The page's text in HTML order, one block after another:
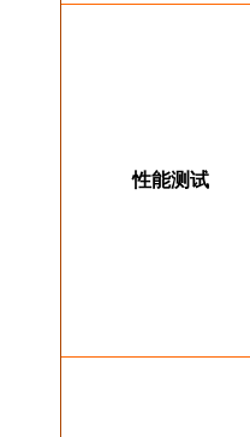
性能测试